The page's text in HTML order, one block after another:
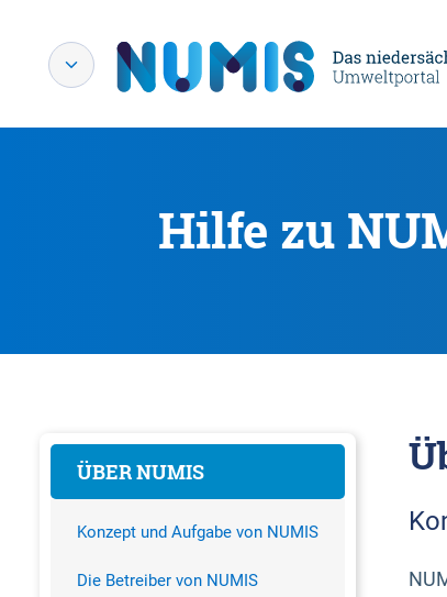
Hilfe zu
ÜBER NUMIS
Konzept und Aufgabe von NUMIS
Die Betreiber von NUMIS